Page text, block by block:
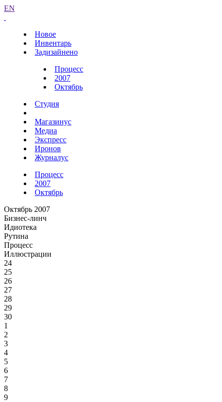
EN
Новое
Инвентарь
Задизайнено
Процесс
2007
Октябрь
Студия
Магазинус
Медиа
Экспресс
Иронов
Журналус
Процесс
2007
Октябрь
Октябрь 2007
Бизнес-линч
Идиотека
Рутина
Процесс
Иллюстрации
24
25
26
27
28
29
30
1
2
3
4
5
6
7
8
9